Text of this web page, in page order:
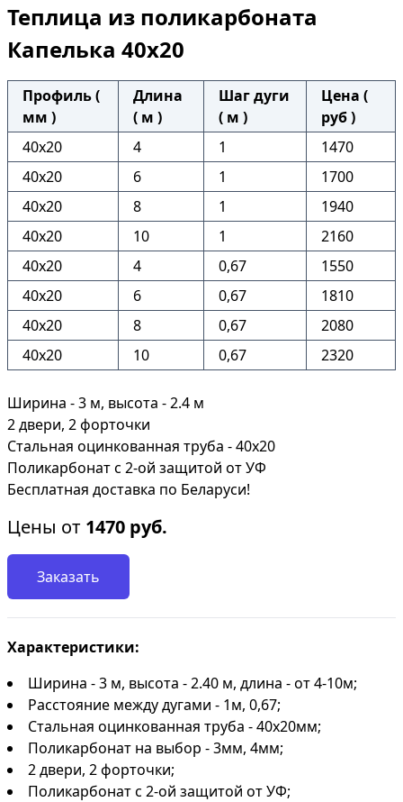
Теплица из поликарбоната
Капелька 40х20
Профиль (
мм )
Длина
( м )
Шаг дуги
( м )
Цена (
руб )
40х20
4 1
1470
40х20
6 1
1700
40х20
8 1
1940
40х20
10 1
2160
40х20
4 0,67
1550
40х20
6 0,67
1810
40х20
8 0,67
2080
40х20
10 0,67 2320
Ширина - 3 м, высота - 2.4 м
2 двери, 2 форточки
Стальная оцинкованная труба - 40х20
Поликарбонат с 2-ой защитой от УФ
Бесплатная доставка по Беларуси!
Цены от 1470 руб.
Заказать
Характеристики:
Ширина - 3 м, высота - 2.40 м, длина - от 4-10м;
Расстояние между дугами - 1м, 0,67;
Стальная оцинкованная труба - 40х20мм;
Поликарбонат на выбор - 3мм, 4мм;
2 двери, 2 форточки;
Поликарбонат с 2-ой защитой от УФ;